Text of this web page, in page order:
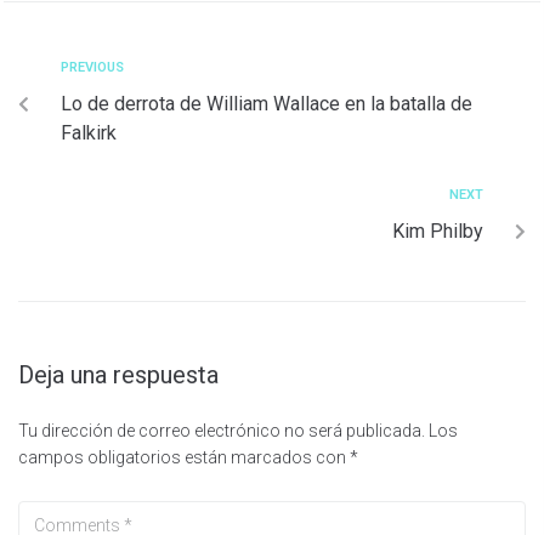
PREVIOUS
Lo de derrota de William Wallace en la batalla de
Falkirk
NEXT
Kim Philby
Deja una respuesta
Tu dirección de correo electrónico no será publicada.
Los
campos obligatorios están marcados con *